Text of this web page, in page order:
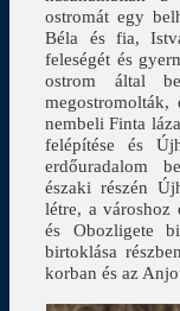
ostromát egy
Béla és fia,
feleségét és
ostrom által
nembeli Finta
felépítése és
erdőuradalom
északi részén
létre, a városhoz
és Obozligete
birtoklása
korban és az